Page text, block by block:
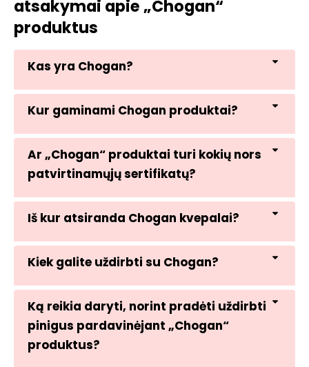
atsakymai apie „Chogan“
produktus
Kas yra Chogan?
Kur gaminami Chogan produktai?
Ar „Chogan“ produktai turi kokių nors
patvirtinamųjų sertifikatų?
Iš kur atsiranda Chogan kvepalai?
Kiek galite uždirbti su Chogan?
Ką reikia daryti, norint pradėti uždirbti
pinigus pardavinėjant „Chogan“
produktus?